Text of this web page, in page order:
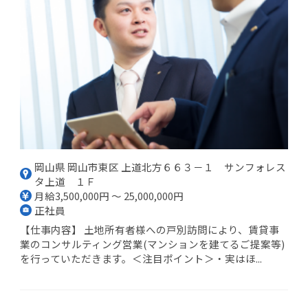
岡山県 岡山市東区 上道北方６６３－１ サンフォレス
タ上道 １Ｆ
月給3,500,000円 ～ 25,000,000円
正社員
【仕事内容】 土地所有者様への戸別訪問により、賃貸事
業のコンサルティング営業(マンションを建てるご提案等)
を行っていただきます。＜注目ポイント＞・実はほ...